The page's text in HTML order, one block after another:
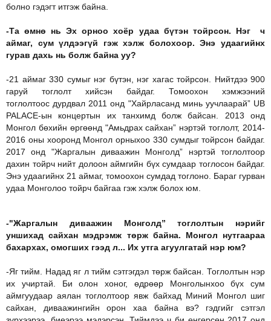
болно гэдэгт итгэж байна.
-Та өмнө нь Эх орноо хоёр удаа бүтэн тойрсон. Нэг ч
аймаг, сум үлдээгүй гэж хэлж болохоор. Энэ удаагийнх
гурав дахь нь болж байна уу?
-21 аймаг 330 сумыг нэг бүтэн, нэг хагас тойрсон. Нийтдээ 900
гаруй тоглолт хийсэн байдаг. Томоохон хэмжээний
тоглолтоос дурдвал 2011 онд "Хайрласанд минь уучлаарай” UB
PALACE-ын концертын их танхимд болж байсан. 2013 онд
Монгол бөхийн өргөөнд "Амьдрах сайхан” нэртэй тоглолт, 2014-
2016 оны хооронд Монгол орныхоо 330 сумдыг тойрсон байдаг.
2017 онд "Жаргалын диваажин Монголд” нэртэй тоглолтоор
дахин тойрч нийт долоон аймгийн бүх сумдаар тоглосон байдаг.
Энэ удаагийнх 21 аймаг, томоохон сумдад тоглоно. Бараг гурван
удаа Монголоо тойрч байгаа гэж хэлж болох юм.
-"Жаргалын диваажин Монголд” тоглолтын нэрийг
уншихад сайхан мэдрэмж төрж байна. Монгол нутгаараа
бахархах, омогших гээд л... Их утга агуулгатай нэр юм?
-Яг тийм. Надад яг л тийм сэтгэгдэл төрж байсан. Тоглолтын нэр
их учиртай. Би олон хоног, өдрөөр Монголынхоо бүх сум
аймгуудаар аялан тоглолтоор явж байхад Миний Монгол шиг
сайхан, диваажингийн орон хаа байна вэ? гэдгийг сэтгэл